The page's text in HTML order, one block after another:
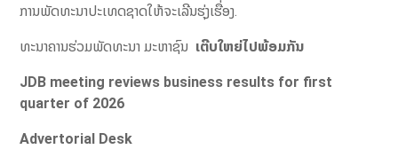
ການພັດທະນາປະເທດຊາດໃຫ້ຈະເລີນຮຸ່ງເຮື່ອງ.
ທະນາຄານຮ່ວມພັດທະນາ ມະຫາຊົນ ເຕີບໃຫຍ່ໄປພ້ອມກັນ
JDB meeting reviews business results for first
quarter of 2026
Advertorial Desk